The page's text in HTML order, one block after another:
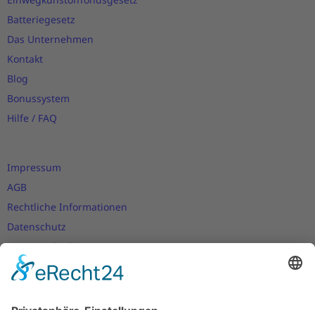
Batteriegesetz
Das Unternehmen
Kontakt
Blog
Bonussystem
Hilfe / FAQ
Impressum
AGB
Rechtliche Informationen
Datenschutz
Nutzungsbedingungen
Versand- und Zahlungsbedingungen
Cookie-Einstellungen